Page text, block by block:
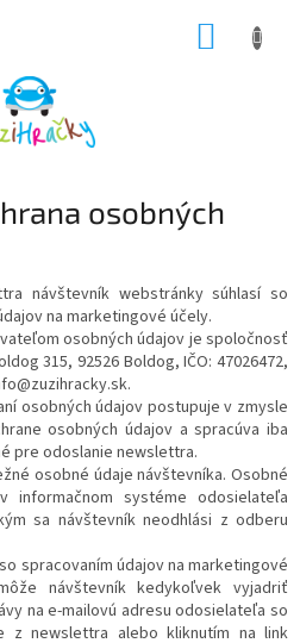
osobných
návštevník webstránky súhlasí so
na marketingové účely.
osobných údajov je spoločnosť
315, 92526 Boldog, IČO: 47026472,
osobných údajov postupuje v zmysle
osobných údajov a spracúva iba
pre odoslanie newslettra.
osobné údaje návštevníka. Osobné
informačnom systéme odosielateľa
sa návštevník neodhlási z odberu
spracovaním údajov na marketingové
návštevník kedykoľvek vyjadriť
na e-mailovú adresu odosielateľa so
z newslettra alebo kliknutím na link